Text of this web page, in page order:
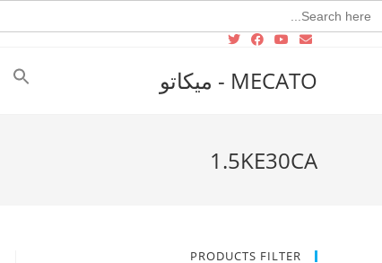
Search
for:
MECATO - ميكاتو
1.5KE30CA
PRODUCTS FILTER